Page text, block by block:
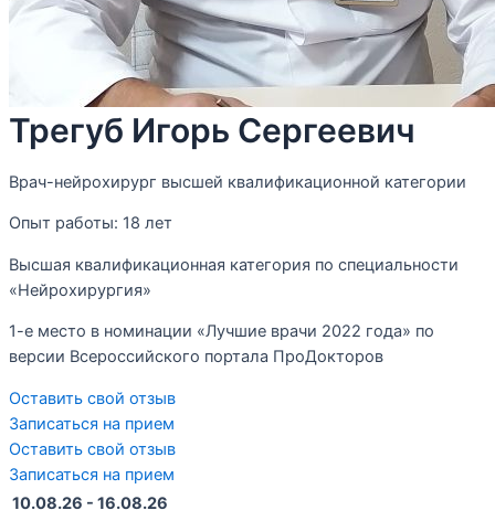
Трегуб Игорь Сергеевич
Врач-нейрохирург высшей квалификационной категории
Опыт работы: 18 лет
Высшая квалификационная категория по специальности
«Нейрохирургия»
1-е место в номинации «Лучшие врачи 2022 года» по
версии Всероссийского портала ПроДокторов
Оставить свой отзыв
Записаться на прием
Оставить свой отзыв
Записаться на прием
10.08.26 - 16.08.26